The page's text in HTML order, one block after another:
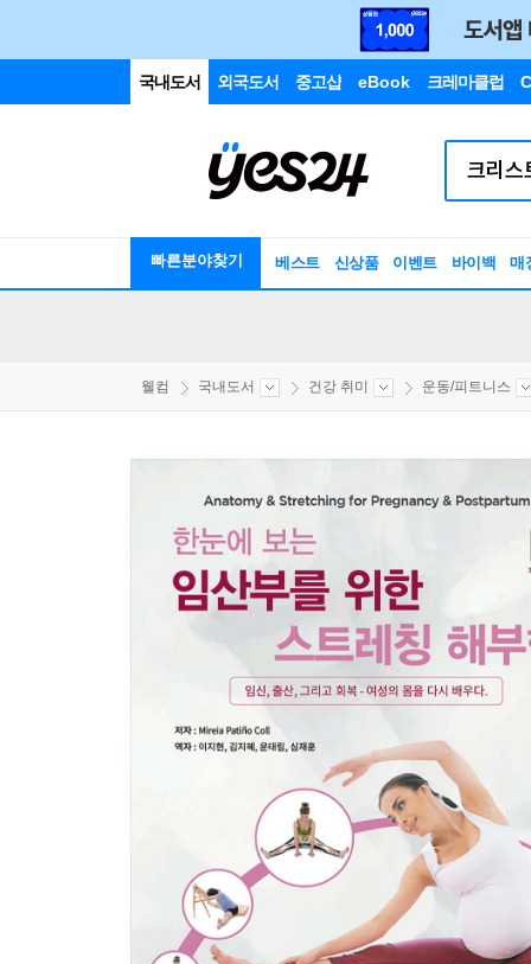
국내도서 외국도서 중고샵 eBook 크레마클럽
빠른분야찾기 베스트 신상품 이벤트 바이백 매
웰컴 국내도서 건강 취미 운동/피트니스